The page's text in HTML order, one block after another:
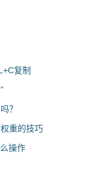
复制
？
重的技巧
操作